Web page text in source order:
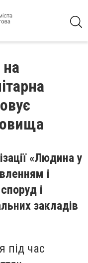
«Людина у
і
і
закладів
під час